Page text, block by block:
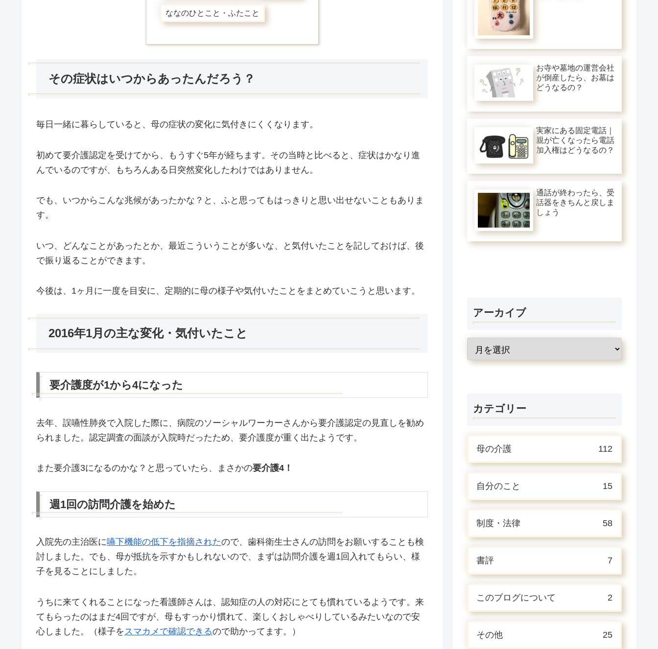
ななのひとこと・ふたこと
その症状はいつからあったんだろう？
毎日一緒に暮らしていると、母の症状の変化に気付きにくくなります。
初めて要介護認定を受けてから、もうすぐ5年が経ちます。その当時と比べると、症状はかなり進
んでいるのですが、もちろんある日突然変化したわけではありません。
でも、いつからこんな兆候があったかな？と、ふと思ってもはっきりと思い出せないこともありま
す。
いつ、どんなことがあったとか、最近こういうことが多いな、と気付いたことを記しておけば、後
で振り返ることができます。
今後は、1ヶ月に一度を目安に、定期的に母の様子や気付いたことをまとめていこうと思います。
2016年1月の主な変化・気付いたこと
要介護度が1から4になった
去年、誤嚥性肺炎で入院した際に、病院のソーシャルワーカーさんから要介護認定の見直しを勧め
られました。認定調査の面談が入院時だったため、要介護度が重く出たようです。
また要介護3になるのかな？と思っていたら、まさかの要介護4！
週1回の訪問介護を始めた
入院先の主治医に嚥下機能の低下を指摘されたので、歯科衛生士さんの訪問をお願いすることも検
討しました。でも、母が抵抗を示すかもしれないので、まずは訪問介護を週1回入れてもらい、様
子を見ることにしました。
うちに来てくれることになった看護師さんは、認知症の人の対応にとても慣れているようです。来
てもらったのはまだ4回ですが、母もすっかり慣れて、楽しくおしゃべりしているみたいなので安
心しました。（様子を スマカメで確認できるので助かってます。）
お寺や墓地の運営会社
が倒産したら、お墓は
どうなるの？
実家にある固定電話｜
親が亡くなったら電話
加入権はどうなるの？
通話が終わったら、受
話器をきちんと戻しま
しょう
アーカイブ
カテゴリー
母の介護 112
自分のこと 15
制度・法律 58
書評 7
このブログについて 2
その他 25